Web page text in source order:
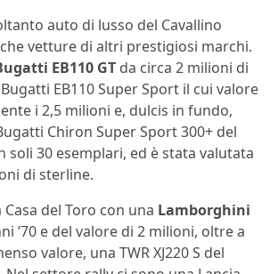
auto di lusso del Cavallino
vetture di altri prestigiosi marchi.
EB110 GT da circa 2 milioni di
EB110 Super Sport il cui valore
i 2,5 milioni e, dulcis in fundo,
Chiron Super Sport 300+ del
soli 30 esemplari, ed è stata valutata
di sterline.
del Toro con una Lamborghini
’70 e del valore di 2 milioni, oltre a
valore, una TWR XJ220 S del